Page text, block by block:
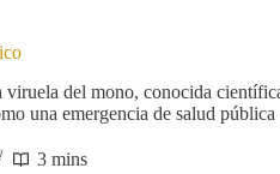
del mono, conocida
una emergencia de salud
3 mins